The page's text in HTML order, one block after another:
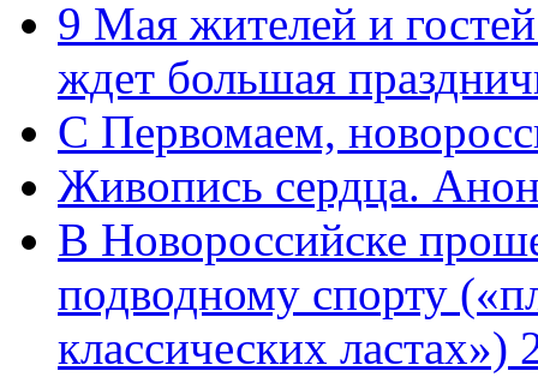
9 Мая жителей и
ждет большая
C Первомаем,
Живопись сердца.
В Новороссийске
подводному спорту
классических